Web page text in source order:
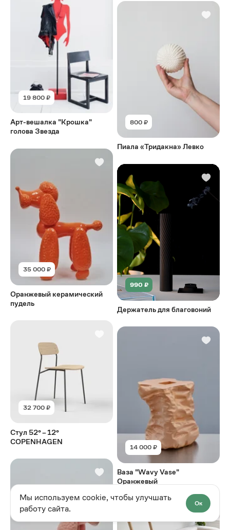
19 800 ₽
Арт-вешалка "Крошка"
голова Звезда
35 000 ₽
Оранжевый керамический
пудель
32 700 ₽
Стул 52° – 12°
COPENHAGEN
800 ₽
Пиала «Тридакна» Левко
990 ₽
Держатель для благовоний
14 000 ₽
Ваза "Wavy Vase"
Оранжевый
Мы используем cookie, чтобы улучшать
работу сайта.
Ок